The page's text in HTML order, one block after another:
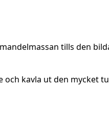
tills den
och kavla ut den mycket